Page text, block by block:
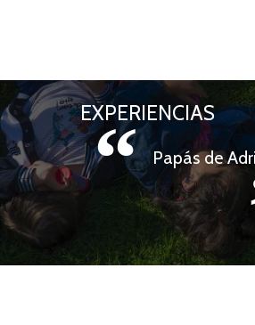
EXPERIENCIAS
“ Papás de